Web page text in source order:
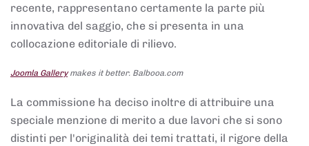
recente, rappresentano certamente la parte più
innovativa del saggio, che si presenta in una
collocazione editoriale di rilievo.
Joomla Gallerymakes it better. Balbooa.com
La commissione ha deciso inoltre di attribuire una
speciale menzione di merito a due lavori che si sono
distinti per l'originalità dei temi trattati, il rigore della